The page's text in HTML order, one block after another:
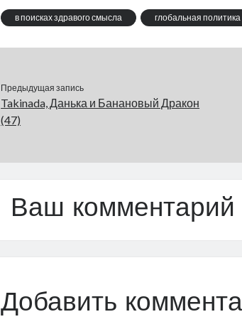
в поисках здравого смысла глобальная политика
Предыдущая запись
Takinada, Данька и Банановый Дракон
(47)
Ваш комментарий
Добавить